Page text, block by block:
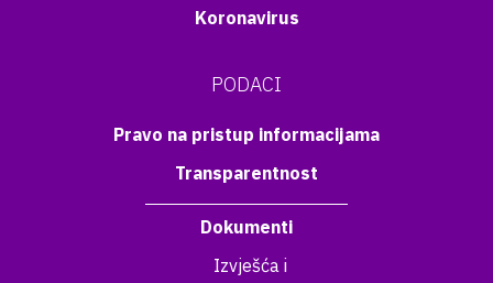
Koronavirus
PODACI
Pravo na pristup informacijama
Transparentnost
Dokumenti
Izvješća i